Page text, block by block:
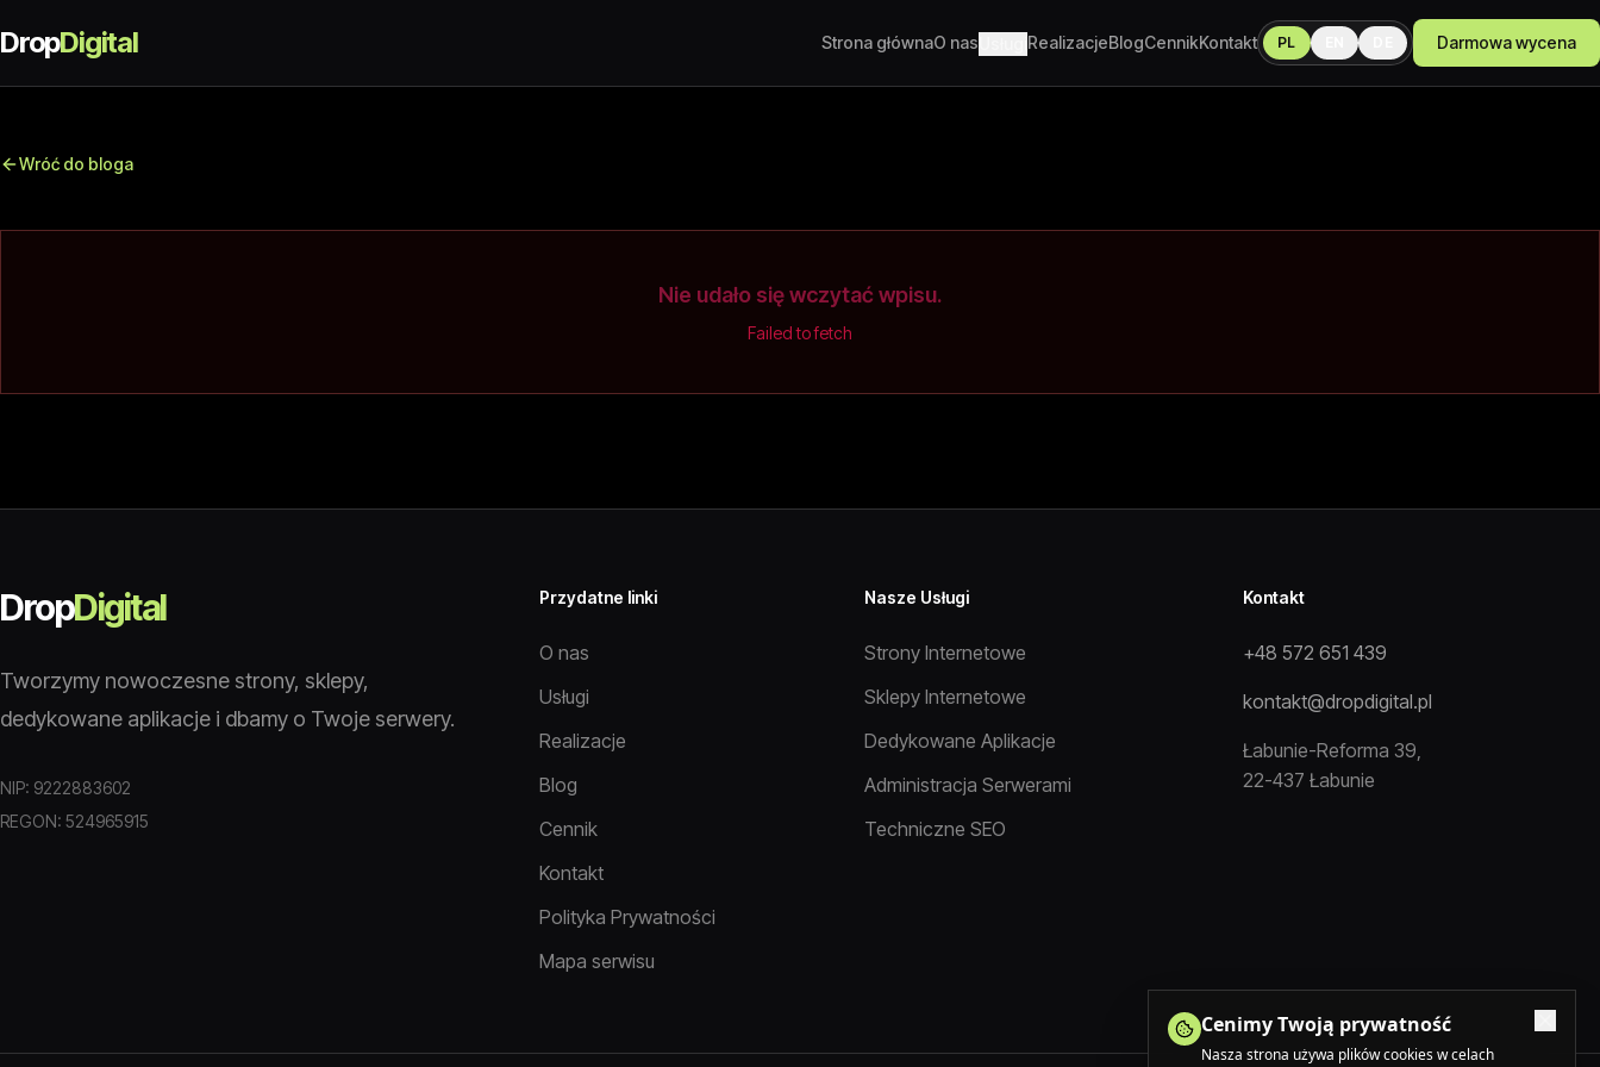
DropDigital Strona głównaO nas RealizacjeBlogCennikKontakt PL Darmowa wycena
Wróć do bloga
Nie udało się wczytać wpisu.
Failed to fetch
DropDigital
Tworzymy nowoczesne strony, sklepy,
dedykowane aplikacje i dbamy o Twoje serwery.
NIP: 9222883602
REGON: 524965915
Przydatne linki
O nas
Usługi
Realizacje
Blog
Cennik
Kontakt
Polityka Prywatności
Mapa serwisu
Nasze Usługi
Strony Internetowe
Sklepy Internetowe
Dedykowane Aplikacje
Administracja Serwerami
Techniczne SEO
Kontakt
+48 572 651 439
kontakt@dropdigital.pl
Łabunie-Reforma 39,
22-437 Łabunie
Cenimy Twoją prywatność
Nasza strona używa plików cookies w celach